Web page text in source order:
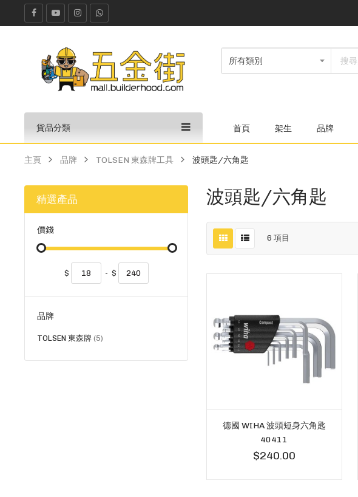
貨品分類 首頁 架生 品牌
主頁 品牌 TOLSEN 東森牌工具 波頭匙/六角匙
波頭匙/六角匙
6 項目
德國 WIHA 波頭短身六角匙
40411
$240.00
精選產品
價錢
$ - $
品牌
TOLSEN 東森牌 5貨